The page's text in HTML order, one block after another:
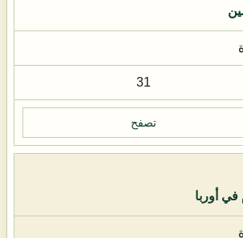
31
تصفح
في أوربا